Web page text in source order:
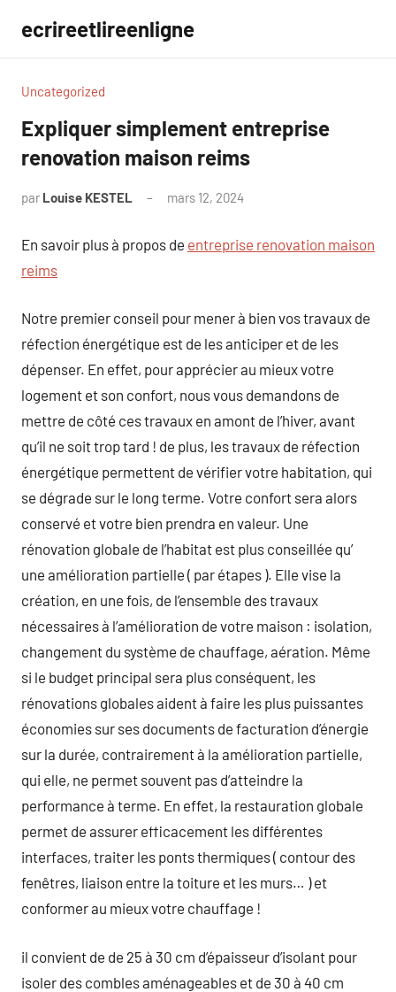
contenu
ecrireetlireenligne
Uncategorized
Expliquer simplement entreprise
renovation maison reims
par Louise KESTEL mars 12, 2024
En savoir plus à propos de entreprise renovation maison
reims
Notre premier conseil pour mener à bien vos travaux de
réfection énergétique est de les anticiper et de les
dépenser. En effet, pour apprécier au mieux votre
logement et son confort, nous vous demandons de
mettre de côté ces travaux en amont de l’hiver, avant
qu’il ne soit trop tard ! de plus, les travaux de réfection
énergétique permettent de vérifier votre habitation, qui
se dégrade sur le long terme. Votre confort sera alors
conservé et votre bien prendra en valeur. Une
rénovation globale de l’habitat est plus conseillée qu’
une amélioration partielle ( par étapes ). Elle vise la
création, en une fois, de l’ensemble des travaux
nécessaires à l’amélioration de votre maison : isolation,
changement du système de chauffage, aération. Même
si le budget principal sera plus conséquent, les
rénovations globales aident à faire les plus puissantes
économies sur ses documents de facturation d’énergie
sur la durée, contrairement à la amélioration partielle,
qui elle, ne permet souvent pas d’atteindre la
performance à terme. En effet, la restauration globale
permet de assurer efficacement les différentes
interfaces, traiter les ponts thermiques ( contour des
fenêtres, liaison entre la toiture et les murs… ) et
conformer au mieux votre chauffage !
il convient de de 25 à 30 cm d’épaisseur d’isolant pour
isoler des combles aménageables et de 30 à 40 cm